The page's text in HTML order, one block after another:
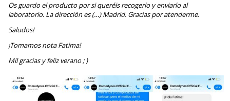
Os guardo el producto por si queréis recogerlo y enviarlo al
laboratorio. La dirección es (…) Madrid. Gracias por atenderme.
Saludos!
¡Tomamos nota Fatima!
Mil gracias y feliz verano ; )